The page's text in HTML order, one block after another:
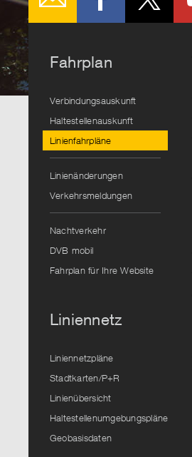
Fahrplan
Verbindungsauskunft
Haltestellenauskunft
Linienfahrpläne
Linienänderungen
Verkehrsmeldungen
Nachtverkehr
DVB mobil
Fahrplan für Ihre Website
Liniennetz
Liniennetzpläne
Stadtkarten/P+R
Linienübersicht
Haltestellenumgebungspläne
Geobasisdaten